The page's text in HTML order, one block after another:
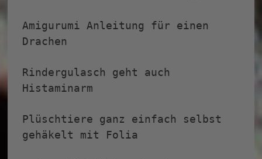
Amigurumi Anleitung für einen
Drachen
Rindergulasch geht auch
Histaminarm
Plüschtiere ganz einfach selbst
gehäkelt mit Folia